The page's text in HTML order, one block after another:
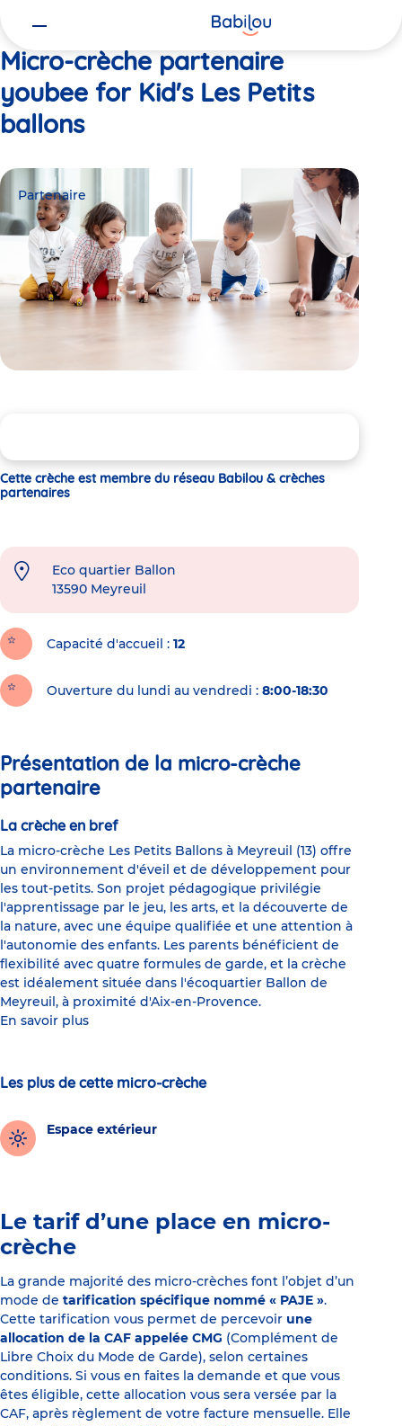
Micro-crèche partenaire
youbee for Kid's Les Petits
ballons
Partenaire
Cette crèche est membre du réseau Babilou & crèches
partenaires
Eco quartier Ballon
13590 Meyreuil
Capacité d'accueil 12
Ouverture du lundi au vendredi : 8:00-18:30
Présentation de la micro-crèche
partenaire
La crèche en bref
La micro-crèche Les Petits Ballons à Meyreuil (13) offre
un environnement d'éveil et de développement pour
les tout-petits. Son projet pédagogique privilégie
l'apprentissage par le jeu, les arts, et la découverte de
la nature, avec une équipe qualifiée et une attention à
l'autonomie des enfants. Les parents bénéficient de
flexibilité avec quatre formules de garde, et la crèche
est idéalement située dans l'écoquartier Ballon de
Meyreuil, à proximité d'Aix-en-Provence.
En savoir plus
Les plus de cette micro-crèche
Espace extérieur
Le tarif d’une place en micro-
crèche
La grande majorité des micro-crèches font l’objet d’un
mode de tarification spécifique nommé « PAJE ».
Cette tarification vous permet de percevoir une
allocation de la CAF appelée CMG (Complément de
Libre Choix du Mode de Garde), selon certaines
conditions. Si vous en faites la demande et que vous
êtes éligible, cette allocation vous sera versée par la
CAF, après règlement de votre facture mensuelle. Elle